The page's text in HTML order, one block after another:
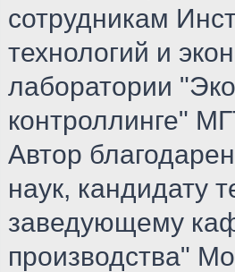
сотрудникам
технологий и
лаборатории
контроллинге"
Автор
наук, кандидату
заведующему
производства"